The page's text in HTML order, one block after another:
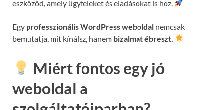
eszközöd, amely ügyfeleket és eladásokat is hoz.
Egy professzionális WordPress weboldal nemcsak
bemutatja, mit kínálsz, hanem bizalmat ébreszt.
Miért fontos egy jó
weboldal a